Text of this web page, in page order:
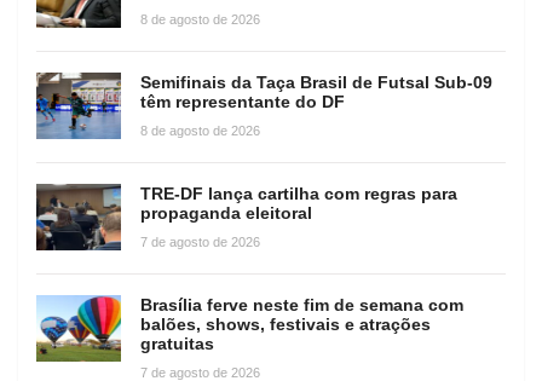
8 de agosto de 2026
Semifinais da Taça Brasil de Futsal Sub-09
têm representante do DF
8 de agosto de 2026
TRE-DF lança cartilha com regras para
propaganda eleitoral
7 de agosto de 2026
Brasília ferve neste fim de semana com
balões, shows, festivais e atrações
gratuitas
7 de agosto de 2026